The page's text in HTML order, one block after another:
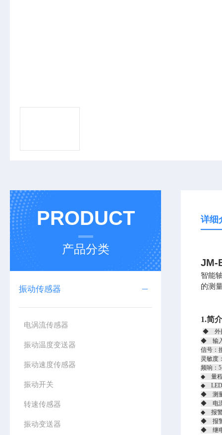
PRODUCT
产品分类
振动传感器
电涡流传感器
振动温度变送器
振动速度传感器
振动开关
转速传感器
振动变送器
详细
JM-
智能
的测
1.简介
◆ 外
◆ 输
信号：
灵敏度
频响：
◆ 量程
◆ LED
◆ 测量
◆ 电流
◆ 报警
◆ 报警
◆ 继电